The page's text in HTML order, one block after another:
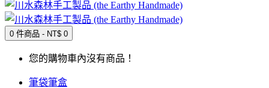
0 件商品 - NT$ 0
您的購物車內沒有商品！
筆袋筆盒